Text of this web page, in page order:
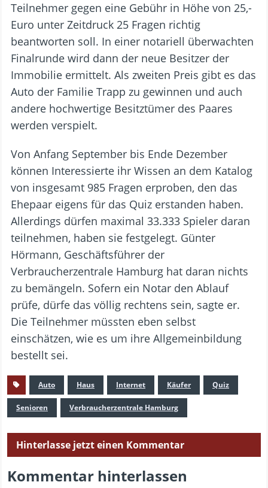
Teilnehmer gegen eine Gebühr in Höhe von 25,-
Euro unter Zeitdruck 25 Fragen richtig
beantworten soll. In einer notariell überwachten
Finalrunde wird dann der neue Besitzer der
Immobilie ermittelt. Als zweiten Preis gibt es das
Auto der Familie Trapp zu gewinnen und auch
andere hochwertige Besitztümer des Paares
werden verspielt.
Von Anfang September bis Ende Dezember
können Interessierte ihr Wissen an dem Katalog
von insgesamt 985 Fragen erproben, den das
Ehepaar eigens für das Quiz erstanden haben.
Allerdings dürfen maximal 33.333 Spieler daran
teilnehmen, haben sie festgelegt. Günter
Hörmann, Geschäftsführer der
Verbraucherzentrale Hamburg hat daran nichts
zu bemängeln. Sofern ein Notar den Ablauf
prüfe, dürfe das völlig rechtens sein, sagte er.
Die Teilnehmer müssten eben selbst
einschätzen, wie es um ihre Allgemeinbildung
bestellt sei.
Auto Haus Internet Käufer Quiz
Senioren Verbraucherzentrale Hamburg
Hinterlasse jetzt einen Kommentar
Kommentar hinterlassen